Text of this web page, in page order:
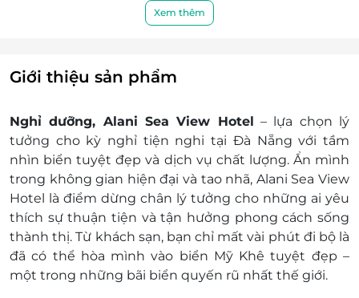
Miễn phí sử dụng wifi, hồ bơi và Gym
vnđ/phòng/đêm
Tháng 4,5,9,10,11/2026: phụ thu 50.000
Trẻ em:
Trẻ em dưới 6 tuổi: Miễn phí tối đa 01 trẻ mỗi
phòng, từ trẻ thứ 2 trở đi, phụ thu 100,000
vnđ/đêm/trẻ. Không kê giường phụ
Phụ thu 200,000 vnđ/đêm/trẻ từ 6 - 11 tuổi.
Không kê giường phụ
Trẻ em từ 12 tuổi được tính như người lớn,
phụ thu người lớn 300,000 vnđ/đêm
Tất cả phụ phí trên chưa bao gồm phí kê
Xem thêm
Giới thiệu sản phẩm
Nghỉ dưỡng, Alani Sea View Hotel – lựa chọn lý
tưởng cho kỳ nghỉ tiện nghi tại Đà Nẵng với tầm
nhìn biển tuyệt đẹp và dịch vụ chất lượng. Ẩn mình
trong không gian hiện đại và tao nhã, Alani Sea View
Hotel là điểm dừng chân lý tưởng cho những ai yêu
thích sự thuận tiện và tận hưởng phong cách sống
thành thị. Từ khách sạn, bạn chỉ mất vài phút đi bộ là
đã có thể hòa mình vào biển Mỹ Khê tuyệt đẹp –
một trong những bãi biển quyến rũ nhất thế giới.